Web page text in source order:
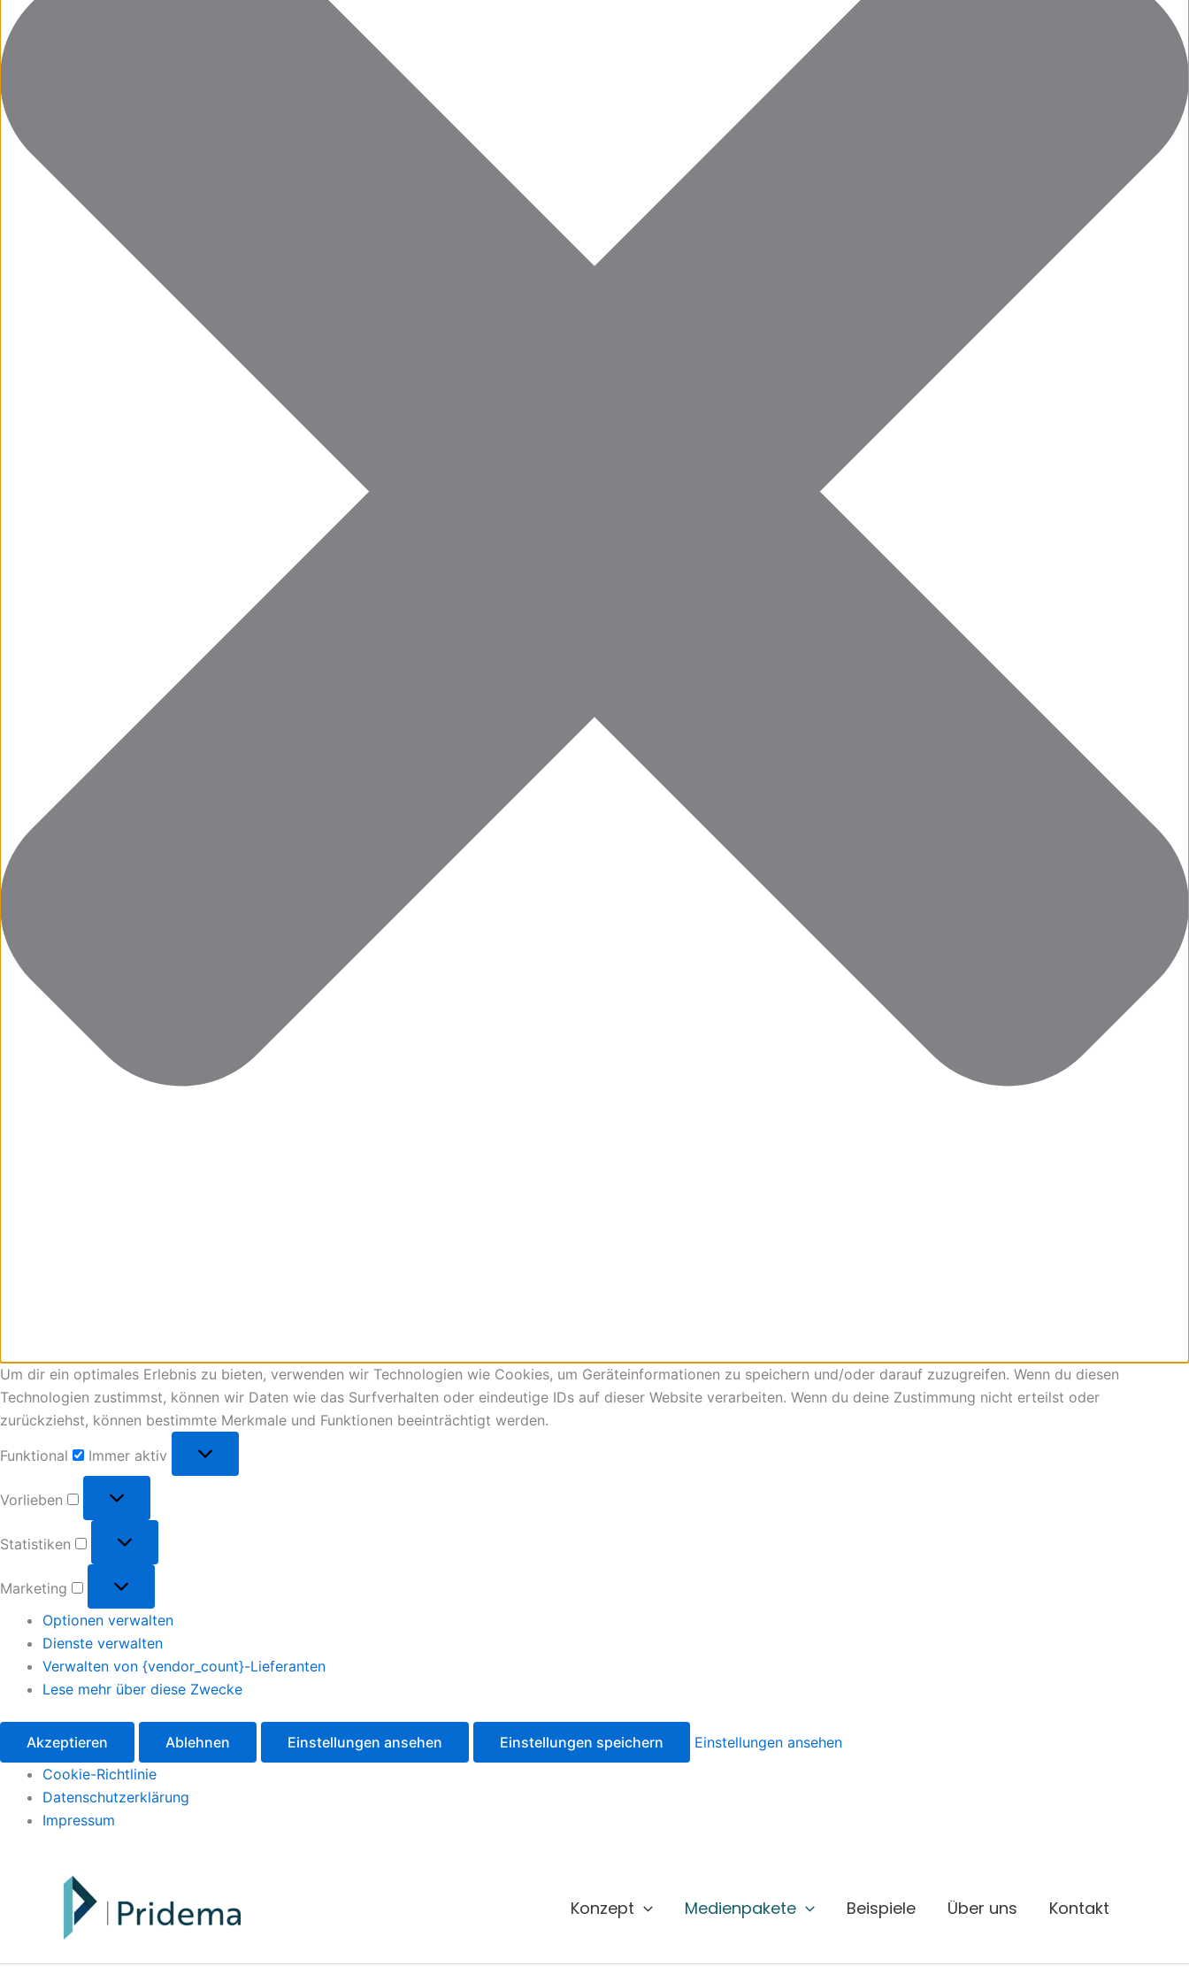
Um dir ein optimales Erlebnis zu bieten, verwenden wir Technologien wie Cookies, um Geräteinformationen zu speichern und/oder darauf zuzugreifen. Wenn du diesen
Technologien zustimmst, können wir Daten wie das Surfverhalten oder eindeutige IDs auf dieser Website verarbeiten. Wenn du deine Zustimmung nicht erteilst oder
zurückziehst, können bestimmte Merkmale und Funktionen beeinträchtigt werden.
Funktional
Immer aktiv
Vorlieben
Statistiken
Marketing
Optionen verwalten
Dienste verwalten
Verwalten von {vendor_count}-Lieferanten
Lese mehr über diese Zwecke
Akzeptieren Ablehnen Einstellungen ansehen Einstellungen speichern
Einstellungen ansehen
Cookie-Richtlinie
Datenschutzerklärung
Impressum
Konzept Medienpakete Beispiele Über uns Kontakt